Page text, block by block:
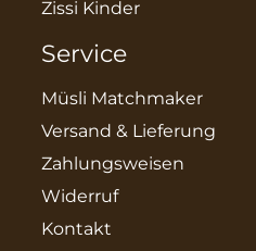
Zissi Kinder
Service
Müsli Matchmaker
Versand & Lieferung
Zahlungsweisen
Widerruf
Kontakt